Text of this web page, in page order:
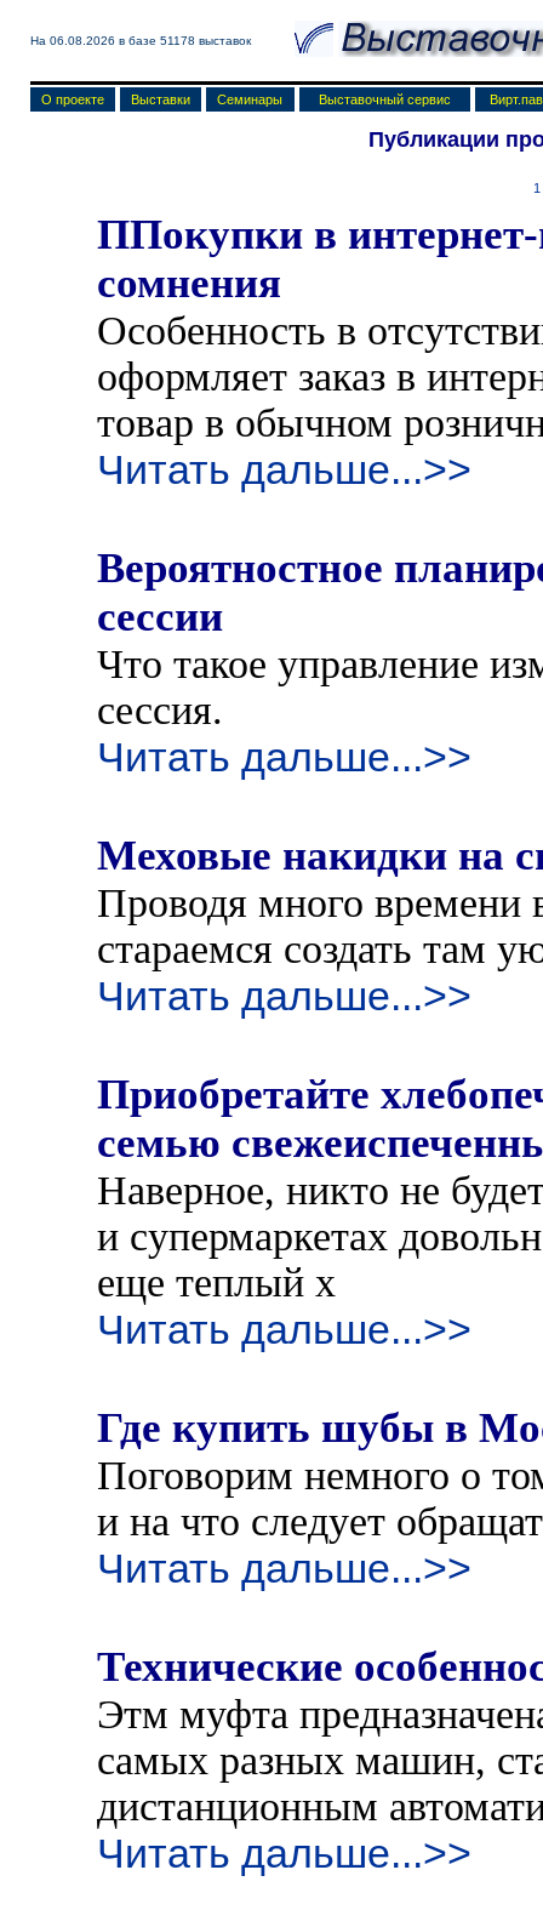
На 06.08.2026 в базе 51178 выставок
О проекте Выставки Семинары Выставочный сервис
Публикации
1
ППокупки в
сомнения
Особенность в
оформляет заказ в
товар в обычном
Читать дальше...>>
Вероятностное
сессии
Что такое управление
сессия.
Читать дальше...>>
Меховые накидки на
Проводя много времени
стараемся создать там
Читать дальше...>>
Приобретайте
семью
Наверное, никто не
и супермаркетах
еще теплый х
Читать дальше...>>
Где купить шубы в
Поговорим немного о
и на что следует
Читать дальше...>>
Технические
Этм муфта
самых разных машин,
дистанционным
Читать дальше...>>